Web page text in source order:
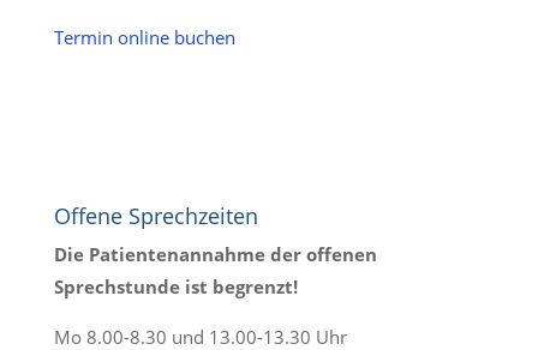
Termin online buchen
Offene Sprechzeiten
Die Patientenannahme der offenen
Sprechstunde ist begrenzt!
Mo 8.00-8.30 und 13.00-13.30 Uhr